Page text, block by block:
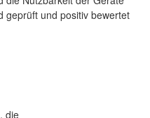
geprüft und positiv bewertet
die